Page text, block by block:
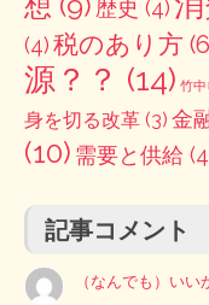
歴史 (4)
(4)税のあり方
源？？ (14) 竹中
身を切る改革 (3) 金
(10) 需要と供給
記事コメント
（なんでも）いい